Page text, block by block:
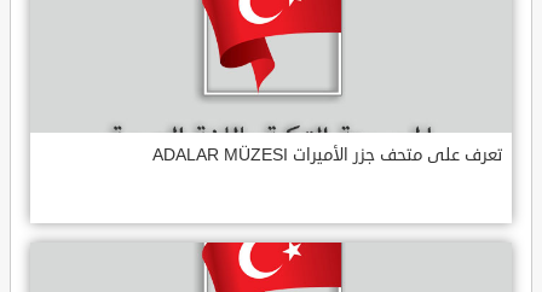
تعرف على متحف جزر الأميرات ADALAR MÜZESI